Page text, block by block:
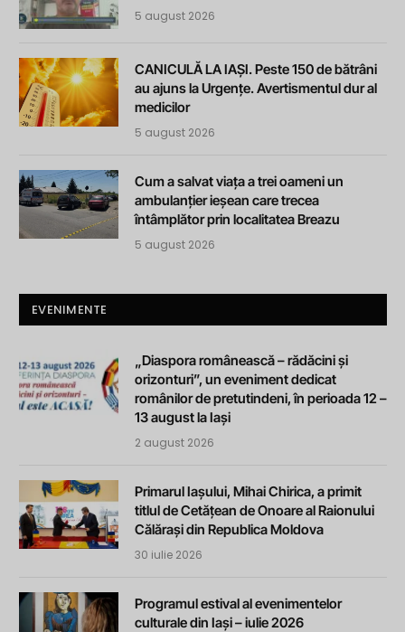
5 august 2026
CANICULĂ LA IAȘI. Peste 150 de bătrâni
au ajuns la Urgențe. Avertismentul dur al
medicilor
5 august 2026
Cum a salvat viața a trei oameni un
ambulanțier ieșean care trecea
întâmplător prin localitatea Breazu
5 august 2026
EVENIMENTE
„Diaspora românească – rădăcini și
orizonturi”, un eveniment dedicat
românilor de pretutindeni, în perioada 12 –
13 august la Iași
2 august 2026
Primarul Iașului, Mihai Chirica, a primit
titlul de Cetățean de Onoare al Raionului
Călărași din Republica Moldova
30 iulie 2026
Programul estival al evenimentelor
culturale din Iași – iulie 2026